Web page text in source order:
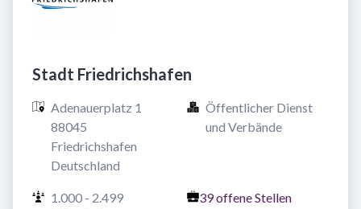
Stadt Friedrichshafen
Adenauerplatz 1
88045
Friedrichshafen
Deutschland
Öffentlicher Dienst
und Verbände
1.000 - 2.499
39 offene Stellen